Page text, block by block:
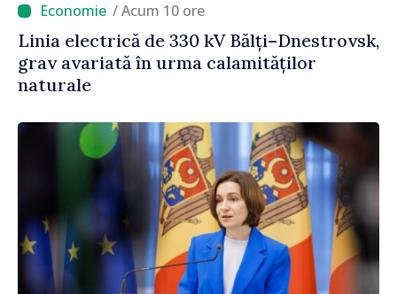
/ Acum 10 ore
Linia electrică de 330 kV Bălți–Dnestrovsk,
grav avariată în urma calamităților
naturale